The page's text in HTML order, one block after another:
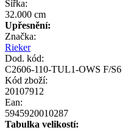
Šířka:
32.000 cm
Upřesnění:
Značka:
Rieker
Dod. kód:
C2606-110-TUL1-OWS F/S6
Kód zboží:
20107912
Ean:
5945920010287
Tabulka velikostí: